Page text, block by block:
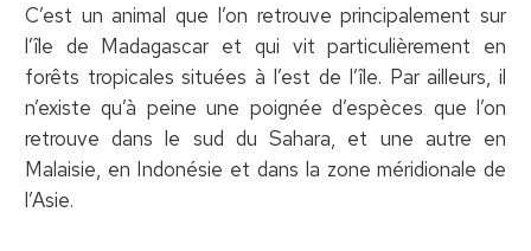
C’est un animal que l’on retrouve principalement sur
l’île de Madagascar et qui vit particulièrement en
forêts tropicales situées à l’est de l’île. Par ailleurs, il
n’existe qu’à peine une poignée d’espèces que l’on
retrouve dans le sud du Sahara, et une autre en
Malaisie, en Indonésie et dans la zone méridionale de
l’Asie.